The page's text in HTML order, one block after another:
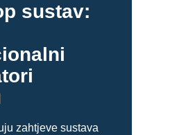
sustav:
zahtjeve sustava